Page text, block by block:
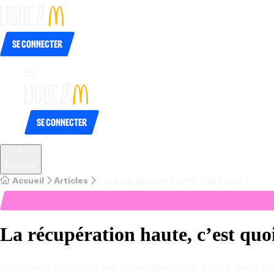
Se connecter
Se connecter
Accueil Articles
La récupération haute, c’est